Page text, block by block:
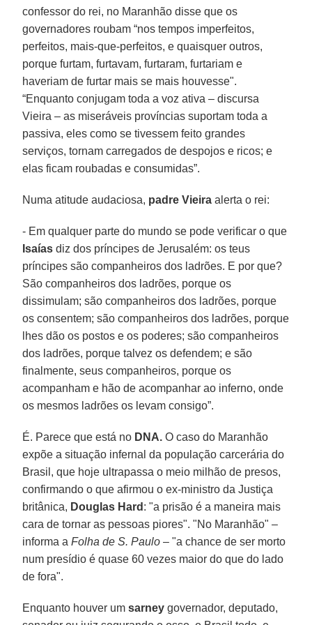
confessor do rei, no Maranhão disse que os
governadores roubam “nos tempos imperfeitos,
perfeitos, mais-que-perfeitos, e quaisquer outros,
porque furtam, furtavam, furtaram, furtariam e
haveriam de furtar mais se mais houvesse".
“Enquanto conjugam toda a voz ativa – discursa
Vieira – as miseráveis províncias suportam toda a
passiva, eles como se tivessem feito grandes
serviços, tornam carregados de despojos e ricos; e
elas ficam roubadas e consumidas”.
Numa atitude audaciosa, padre Vieira alerta o rei:
- Em qualquer parte do mundo se pode verificar o que
Isaías diz dos príncipes de Jerusalém: os teus
príncipes são companheiros dos ladrões. E por que?
São companheiros dos ladrões, porque os
dissimulam; são companheiros dos ladrões, porque
os consentem; são companheiros dos ladrões, porque
lhes dão os postos e os poderes; são companheiros
dos ladrões, porque talvez os defendem; e são
finalmente, seus companheiros, porque os
acompanham e hão de acompanhar ao inferno, onde
os mesmos ladrões os levam consigo”.
É. Parece que está no DNA. O caso do Maranhão
expõe a situação infernal da população carcerária do
Brasil, que hoje ultrapassa o meio milhão de presos,
confirmando o que afirmou o ex-ministro da Justiça
britânica, Douglas Hard : "a prisão é a maneira mais
cara de tornar as pessoas piores". "No Maranhão" –
informa aFolha de S. Paulo – "a chance de ser morto
num presídio é quase 60 vezes maior do que do lado
de fora".
Enquanto houver umsarney governador, deputado,